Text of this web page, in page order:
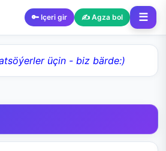
🔑 Içeri gir ✍️ Agza bol ☰
üçin - biz bärde:)